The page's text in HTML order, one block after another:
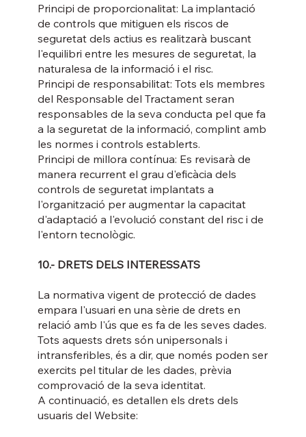
Principi de proporcionalitat: La implantació
de controls que mitiguen els riscos de
seguretat dels actius es realitzarà buscant
l'equilibri entre les mesures de seguretat, la
naturalesa de la informació i el risc.
Principi de responsabilitat: Tots els membres
del Responsable del Tractament seran
responsables de la seva conducta pel que fa
a la seguretat de la informació, complint amb
les normes i controls establerts.
Principi de millora contínua: Es revisarà de
manera recurrent el grau d'eficàcia dels
controls de seguretat implantats a
l'organització per augmentar la capacitat
d'adaptació a l'evolució constant del risc i de
l'entorn tecnològic.
10.- DRETS DELS INTERESSATS
La normativa vigent de protecció de dades
empara l'usuari en una sèrie de drets en
relació amb l'ús que es fa de les seves dades.
Tots aquests drets són unipersonals i
intransferibles, és a dir, que només poden ser
exercits pel titular de les dades, prèvia
comprovació de la seva identitat.
A continuació, es detallen els drets dels
usuaris del Website: ‍